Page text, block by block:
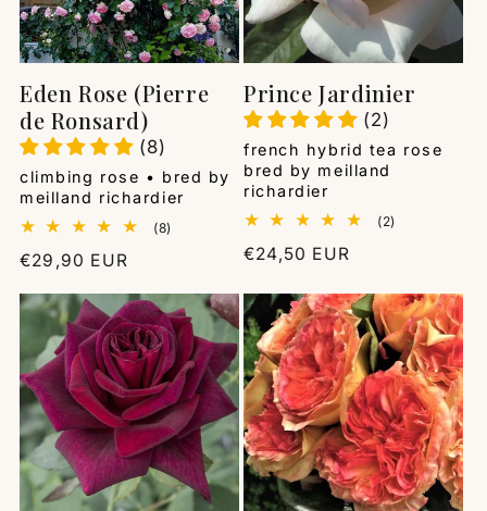
Eden Rose (Pierre
de Ronsard)
(8)
Vendor:
climbing rose • bred by
meilland richardier
(8)
Regular
€29,90 EUR
Prince Jardinier
(2)
Vendor:
french hybrid tea rose
bred by meilland
richardier
(2)
Regular
€24,50 EUR